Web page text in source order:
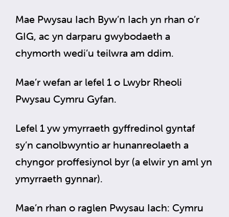
Mae Pwysau Iach Byw’n Iach yn rhan o’r
GIG, ac yn darparu gwybodaeth a
chymorth wedi’u teilwra am ddim.
Mae’r wefan ar lefel 1 o Lwybr Rheoli
Pwysau Cymru Gyfan.
Lefel 1 yw ymyrraeth gyffredinol gyntaf
sy’n canolbwyntio ar hunanreolaeth a
chyngor proffesiynol byr (a elwir yn aml yn
ymyrraeth gynnar).
Mae’n rhan o raglen Pwysau Iach: Cymru